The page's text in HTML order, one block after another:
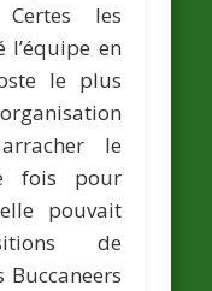
les
l’équipe en
le plus
le
fois pour
pouvait
de
Buccaneers